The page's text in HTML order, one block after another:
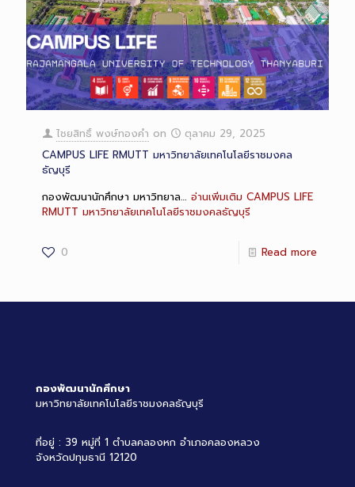
ไชยสิทธิ์ พงษ์ทองคำ on
ตุลาคม 29, 2025
CAMPUS LIFE RMUTT มหาวิทยาลัยเทคโนโลยีราชมงคล
ธัญบุรี
กองพัฒนานักศึกษา มหาวิทยาล… อ่านเพิ่มเติม CAMPUS LIFE
RMUTT มหาวิทยาลัยเทคโนโลยีราชมงคลธัญบุรี
0 Read more
กองพัฒนานักศึกษา
มหาวิทยาลัยเทคโนโลยีราชมงคลธัญบุรี
ที่อยู่ : 39 หมู่ที่ 1 ตำบลคลองหก อำเภอคลองหลวง
จังหวัดปทุมธานี 12120